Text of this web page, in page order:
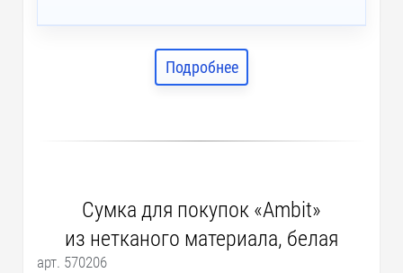
Подробнее
Сумка для покупок «Ambit»
из нетканого материала, белая
арт. 570206